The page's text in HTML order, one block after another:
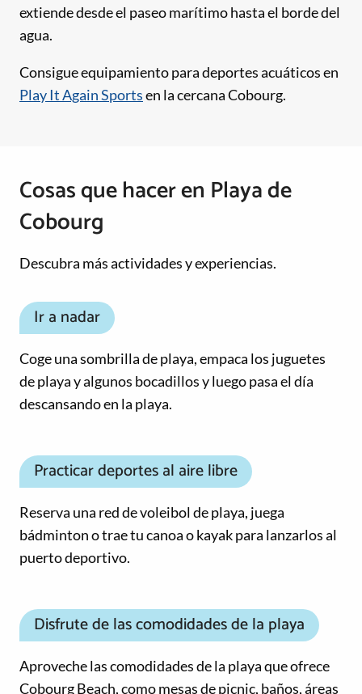
extiende desde el paseo marítimo hasta el borde del
agua.
Consigue equipamiento para deportes acuáticos en
Play It Again Sportsen la cercana Cobourg.
Cosas que hacer en Playa de
Cobourg
Descubra más actividades y experiencias.
Ir a nadar
Coge una sombrilla de playa, empaca los juguetes
de playa y algunos bocadillos y luego pasa el día
descansando en la playa.
Practicar deportes al aire libre
Reserva una red de voleibol de playa, juega
bádminton o trae tu canoa o kayak para lanzarlos al
puerto deportivo.
Disfrute de las comodidades de la playa
Aproveche las comodidades de la playa que ofrece
Cobourg Beach, como mesas de picnic, baños, áreas